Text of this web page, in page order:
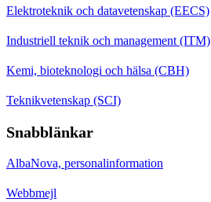
Elektroteknik och datavetenskap (EECS)
Industriell teknik och management (ITM)
Kemi, bioteknologi och hälsa (CBH)
Teknikvetenskap (SCI)
Snabblänkar
AlbaNova, personalinformation
Webbmejl